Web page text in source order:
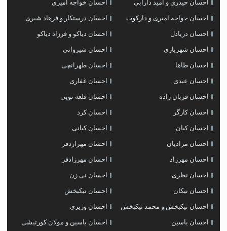
احسان حیدری و امید دارابی احسان خواجه امیری
احسان خواجه امیری و دارکوب احسان درستكار و فرهاد شيرى
احسان دریادل احسان دیاکو و فرزاد دیاکو
احسان شهریاری احسان شیروانی
احسان طاها احسان طهرانچی
احسان عبدی احسان غفاری
احسان قربان زاده احسان قلعه نویی
احسان کارگر احسان کرد
احسان کیان احسان کیانی
احسان مرادیان احسان مهرازدفر
احسان مهرزاد احسان مهرزادفر
احسان نظری احسان نی زن
احسان نیکان احسان نیکبخش
احسان نیکبخش و محمد نیکبخش احسان وزیری
احسان یاسین احسان یاسین و مولان کورتیشی